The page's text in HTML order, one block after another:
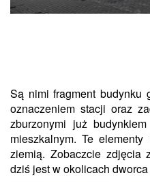
Są nimi fragment budynku
oznaczeniem stacji oraz
zburzonymi już
mieszkalnym. Te
ziemią. Zobaczcie zdjęcia
dziś jest w okolicach dworca